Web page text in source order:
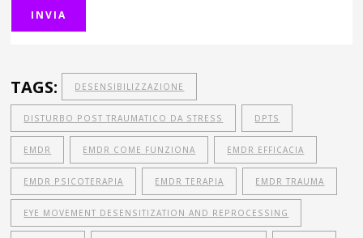
TAGS: DESENSIBILIZZAZIONE
DISTURBO POST TRAUMATICO DA STRESS DPTS
EMDR EMDR COME FUNZIONA EMDR EFFICACIA
EMDR PSICOTERAPIA EMDR TERAPIA EMDR TRAUMA
EYE MOVEMENT DESENSITIZATION AND REPROCESSING